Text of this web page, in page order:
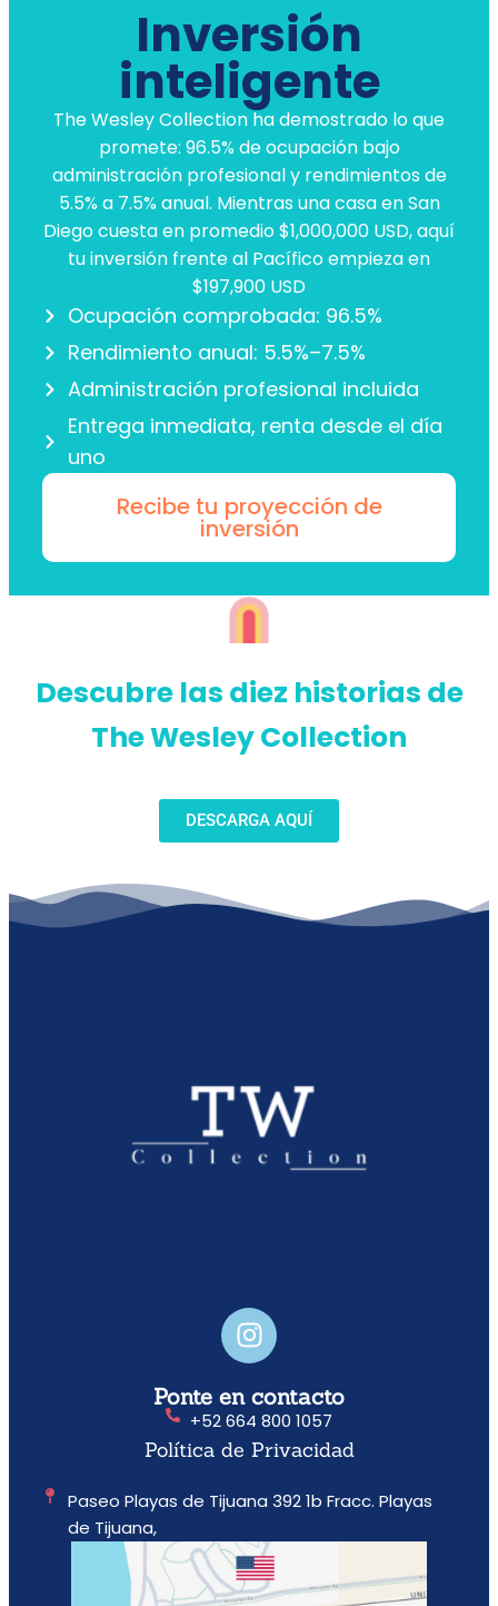
Inversión
inteligente
The Wesley Collection ha demostrado lo que
promete: 96.5% de ocupación bajo
administración profesional y rendimientos de
5.5% a 7.5% anual. Mientras una casa en San
Diego cuesta en promedio $1,000,000 USD, aquí
tu inversión frente al Pacífico empieza en
$197,900 USD
Ocupación comprobada: 96.5%
Rendimiento anual: 5.5%–7.5%
Administración profesional incluida
Entrega inmediata, renta desde el día
uno
Recibe tu proyección de
inversión
Descubre las diez historias de
The Wesley Collection
DESCARGA AQUÍ
Ponte en contacto
‪+52 664 800 1057‬
Política de Privacidad
Paseo Playas de Tijuana 392 1b Fracc. Playas
de Tijuana,